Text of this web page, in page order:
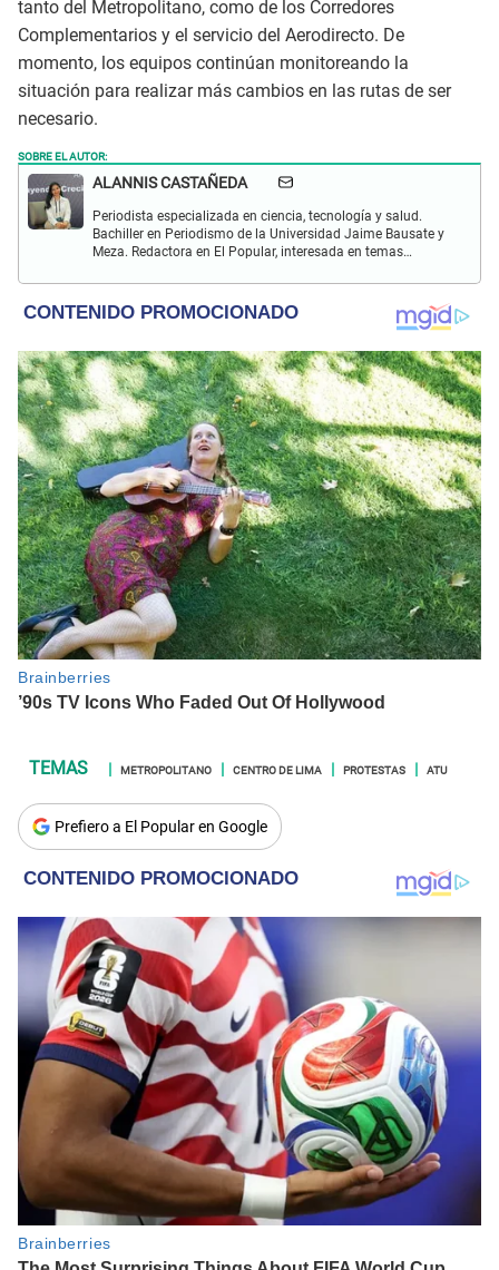
tanto del Metropolitano, como de los Corredores
Complementarios y el servicio del Aerodirecto. De
momento, los equipos continúan monitoreando la
situación para realizar más cambios en las rutas de ser
necesario.
SOBRE EL AUTOR:
ALANNIS CASTAÑEDA
Periodista especializada en ciencia, tecnología y salud.
Bachiller en Periodismo de la Universidad Jaime Bausate y
Meza. Redactora en El Popular, interesada en temas
astronómicos, hallazgos y más.
METROPOLITANO CENTRO DE LIMA PROTESTAS ATU
Prefiero a El Popular en Google